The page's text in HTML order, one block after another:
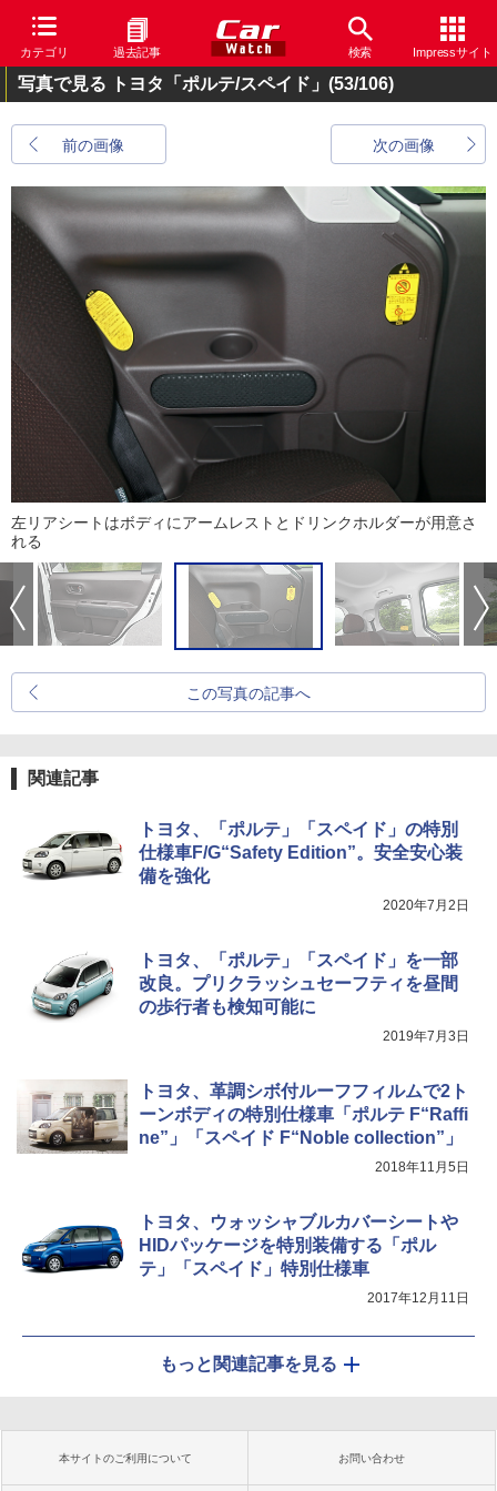
カテゴリ 過去記事 検索 Impressサイト
写真で見る トヨタ「ポルテ/スペイド」 (53/106)
前の画像 次の画像
左リアシートはボディにアームレストとドリンクホルダーが用意さ
れる
この写真の記事へ
関連記事
トヨタ、「ポルテ」「スペイド」の特別
仕様車F/G“Safety Edition”。安全安心装
備を強化
2020年7月2日
トヨタ、「ポルテ」「スペイド」を一部
改良。プリクラッシュセーフティを昼間
の歩行者も検知可能に
2019年7月3日
トヨタ、革調シボ付ルーフフィルムで2ト
ーンボディの特別仕様車「ポルテ F“Raffi
ne”」「スペイド F“Noble collection”」
2018年11月5日
トヨタ、ウォッシャブルカバーシートや
HIDパッケージを特別装備する「ポル
テ」「スペイド」特別仕様車
2017年12月11日
もっと関連記事を見る
本サイトのご利用について お問い合わせ